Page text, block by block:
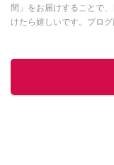
間」をお届けすることで
けたら嬉しいです。ブログ